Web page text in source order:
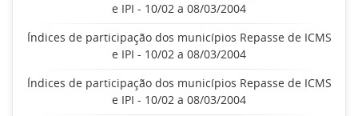
e IPI - 10/02 a 08/03/2004
Índices de participação dos municípios Repasse de ICMS
e IPI - 10/02 a 08/03/2004
Índices de participação dos municípios Repasse de ICMS
e IPI - 10/02 a 08/03/2004